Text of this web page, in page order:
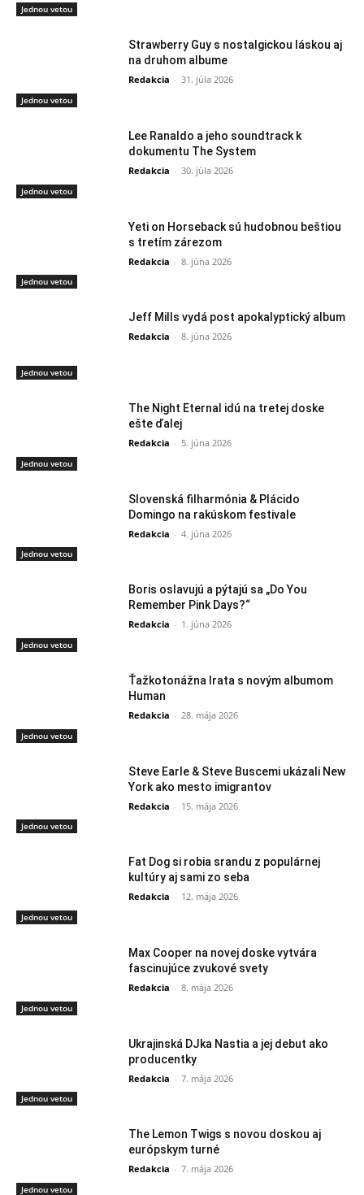
Jednou vetou
Jednou vetou
Strawberry Guy s nostalgickou láskou aj
na druhom albume
Redakcia - 31. júla 2026
Jednou vetou
Lee Ranaldo a jeho soundtrack k
dokumentu The System
Redakcia - 30. júla 2026
Jednou vetou
Yeti on Horseback sú hudobnou beštiou
s tretím zárezom
Redakcia - 8. júna 2026
Jednou vetou
Jeff Mills vydá post apokalyptický album
Redakcia - 8. júna 2026
Jednou vetou
The Night Eternal idú na tretej doske
ešte ďalej
Redakcia - 5. júna 2026
Jednou vetou
Slovenská filharmónia & Plácido
Domingo na rakúskom festivale
Redakcia - 4. júna 2026
Jednou vetou
Boris oslavujú a pýtajú sa „Do You
Remember Pink Days?“
Redakcia - 1. júna 2026
Jednou vetou
Ťažkotonážna Irata s novým albumom
Human
Redakcia - 28. mája 2026
Jednou vetou
Steve Earle & Steve Buscemi ukázali New
York ako mesto imigrantov
Redakcia - 15. mája 2026
Jednou vetou
Fat Dog si robia srandu z populárnej
kultúry aj sami zo seba
Redakcia - 12. mája 2026
Jednou vetou
Max Cooper na novej doske vytvára
fascinujúce zvukové svety
Redakcia - 8. mája 2026
Jednou vetou
Ukrajinská DJka Nastia a jej debut ako
producentky
Redakcia - 7. mája 2026
Jednou vetou
The Lemon Twigs s novou doskou aj
európskym turné
Redakcia - 7. mája 2026